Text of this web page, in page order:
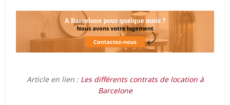
Article en lien : Les différents contrats de location à
Barcelone